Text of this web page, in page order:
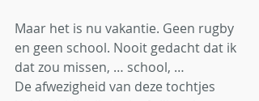
Maar het is nu vakantie. Geen rugby
en geen school. Nooit gedacht dat ik
dat zou missen, … school, …
De afwezigheid van deze tochtjes